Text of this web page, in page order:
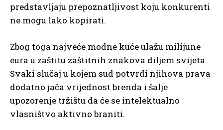
predstavljaju prepoznatljivost koju konkurenti
ne mogu lako kopirati.
Zbog toga najveće modne kuće ulažu milijune
eura u zaštitu zaštitnih znakova diljem svijeta.
Svaki slučaj u kojem sud potvrdi njihova prava
dodatno jača vrijednost brenda i šalje
upozorenje tržištu da će se intelektualno
vlasništvo aktivno braniti.